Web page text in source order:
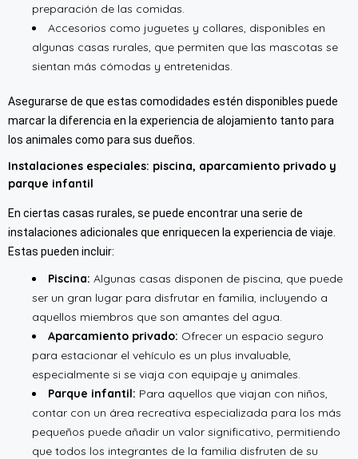
preparación de las comidas.
Accesorios como juguetes y collares, disponibles en
algunas casas rurales, que permiten que las mascotas se
sientan más cómodas y entretenidas.
Asegurarse de que estas comodidades estén disponibles puede
marcar la diferencia en la experiencia de alojamiento tanto para
los animales como para sus dueños.
Instalaciones especiales: piscina, aparcamiento privado y
parque infantil
En ciertas casas rurales, se puede encontrar una serie de
instalaciones adicionales que enriquecen la experiencia de viaje.
Estas pueden incluir:
Piscina: Algunas casas disponen de piscina, que puede
ser un gran lugar para disfrutar en familia, incluyendo a
aquellos miembros que son amantes del agua.
Aparcamiento privado: Ofrecer un espacio seguro
para estacionar el vehículo es un plus invaluable,
especialmente si se viaja con equipaje y animales.
Parque infantil: Para aquellos que viajan con niños,
contar con un área recreativa especializada para los más
pequeños puede añadir un valor significativo, permitiendo
que todos los integrantes de la familia disfruten de su